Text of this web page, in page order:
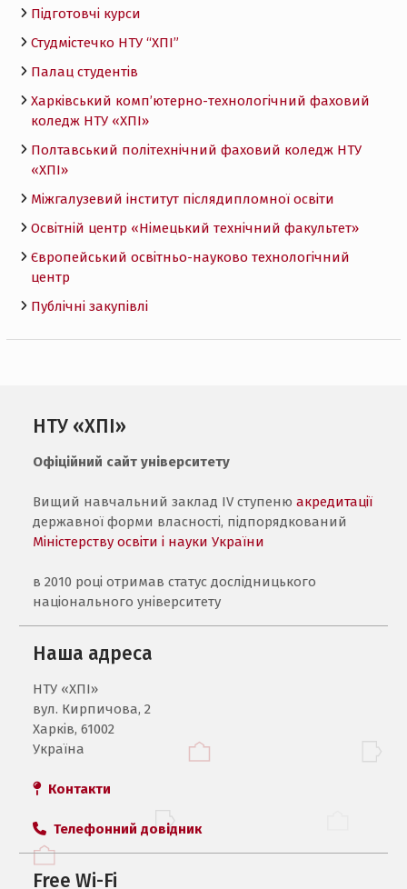
Підготовчі курси
Студмістечко НТУ “ХПІ”
Палац студентів
Харківський комп’ютерно-технологічний фаховий
коледж НТУ «ХПI»
Полтавський політехнічний фаховий коледж НТУ
«ХПI»
Міжгалузевий інститут післядипломної освіти
Освітній центр «Німецький технічний факультет»
Європейський освітньо-науково технологічний
центр
Публічні закупівлі
НТУ «ХПІ»
Офіційний сайт університету
Вищий навчальний заклад IV ступенюакредитації
державної форми власності, підпорядкований
Міністерству освіти і науки України
в 2010 році отримав статус дослідницького
національного університету
Наша адреса
НТУ «ХПI»
вул. Кирпичова, 2
Харків, 61002
Україна
Контакти
Телефонний довідник
Free Wi-Fi